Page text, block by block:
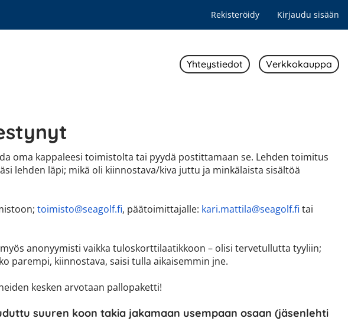
Rekisteröidy Kirjaudu sisään
Yhteystiedot Verkkokauppa
oma kappaleesi toimistolta tai pyydä postittamaan se. Lehden toimitus
lehden läpi; mikä oli kiinnostava/kiva juttu ja minkälaista sisältöä
toimisto@seagolf.fi, päätoimittajalle: kari.mattila@seagolf.fi tai
anonyymisti vaikka tuloskorttilaatikkoon – olisi tervetullutta tyyliin;
parempi, kiinnostava, saisi tulla aikaisemmin jne.
kesken arvotaan pallopaketti!
suuren koon takia jakamaan usempaan osaan (jäsenlehti